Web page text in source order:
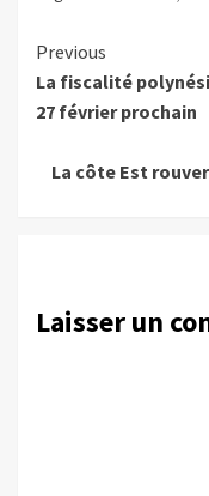
Continue
Reading
Previous
La fiscalité
27 février prochain
La côte Est
Laisser un